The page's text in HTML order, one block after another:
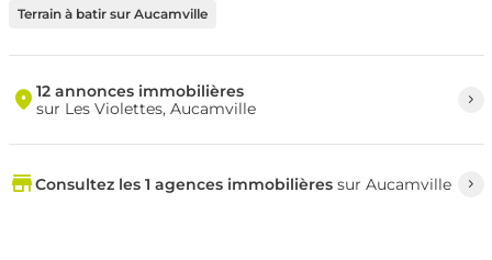
Terrain à batir sur Aucamville
12 annonces immobilières
sur Les Violettes, Aucamville
Consultez les 1 agences immobilièressur Aucamville